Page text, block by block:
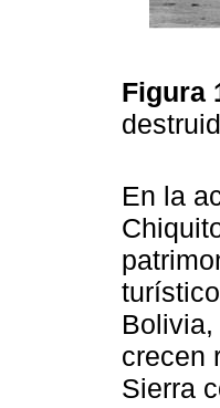
Figura
En la
crecen
Sierra